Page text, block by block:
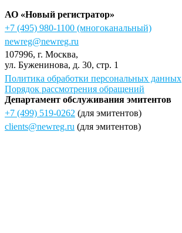
АО «Новый регистратор»
+7 (495) 980-1100 (многоканальный)
newreg@newreg.ru
107996, г. Москва,
ул. Буженинова, д. 30, стр. 1
Политика обработки персональных данных
Порядок рассмотрения обращений
Департамент обслуживания эмитентов
+7 (499) 519-0262 (для эмитентов)
clients@newreg.ru (для эмитентов)